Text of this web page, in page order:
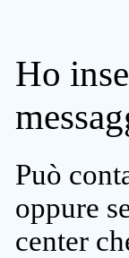
Ho
Può
oppure
center